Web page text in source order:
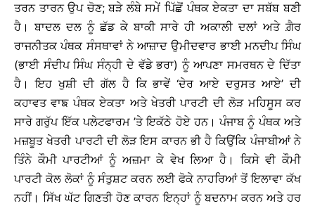
ਤਰਨ ਤਾਰਨ ਉਪ ਚੋਣ; ਬੜੇ ਲੰਬੇ ਸਮੇਂ ਪਿੱਛੋਂ ਪੰਥਕ ਏਕਤਾ ਦਾ ਸਬੱਬ ਬਣੀ
ਹੈ। ਬਾਦਲ ਦਲ ਨੂੰ ਛੱਡ ਕੇ ਬਾਕੀ ਸਾਰੇ ਹੀ ਅਕਾਲੀ ਦਲਾਂ ਅਤੇ ਗ਼ੈਰ
ਰਾਜਨੀਤਕ ਪੰਥਕ ਸੰਸਥਾਵਾਂ ਨੇ ਆਜ਼ਾਦ ਉਮੀਦਵਾਰ ਭਾਈ ਮਨਦੀਪ ਸਿੰਘ
(ਭਾਈ ਸੰਦੀਪ ਸਿੰਘ ਸੰਨ੍ਹੀ ਦੇ ਵੱਡੇ ਭਰਾ) ਨੂੰ ਆਪਣਾ ਸਮਰਥਨ ਦੇ ਦਿੱਤਾ
ਹੈ। ਇਹ ਖੁਸ਼ੀ ਦੀ ਗੱਲ ਹੈ ਕਿ ਭਾਵੇਂ ‘ਦੇਰ ਆਏ ਦਰੁਸਤ ਆਏ’ ਦੀ
ਕਹਾਵਤ ਵਾਙ ਪੰਥਕ ਏਕਤਾ ਅਤੇ ਖੇਤਰੀ ਪਾਰਟੀ ਦੀ ਲੋੜ ਮਹਿਸੂਸ ਕਰ
ਸਾਰੇ ਗਰੁੱਪ ਇੱਕ ਪਲੇਟਫਾਰਮ ’ਤੇ ਇਕੱਠੇ ਹੋਏ ਹਨ। ਪੰਜਾਬ ਨੂੰ ਪੰਥਕ ਅਤੇ
ਮਜ਼ਬੂਤ ਖੇਤਰੀ ਪਾਰਟੀ ਦੀ ਲੋੜ ਇਸ ਕਾਰਨ ਭੀ ਹੈ ਕਿਉਂਕਿ ਪੰਜਾਬੀਆਂ ਨੇ
ਤਿੰਨੇ ਕੌਮੀ ਪਾਰਟੀਆਂ ਨੂੰ ਅਜ਼ਮਾ ਕੇ ਵੇਖ ਲਿਆ ਹੈ। ਕਿਸੇ ਵੀ ਕੌਮੀ
ਪਾਰਟੀ ਕੋਲ ਲੋਕਾਂ ਨੂੰ ਸੰਤੁਸ਼ਟ ਕਰਨ ਲਈ ਫੋਕੇ ਨਾਹਰਿਆਂ ਤੋਂ ਇਲਾਵਾ ਕੱਖ
ਨਹੀਂ। ਸਿੱਖ ਘੱਟ ਗਿਣਤੀ ਹੋਣ ਕਾਰਨ ਇਨ੍ਹਾਂ ਨੂੰ ਬਦਨਾਮ ਕਰਨ ਅਤੇ ਹਰ